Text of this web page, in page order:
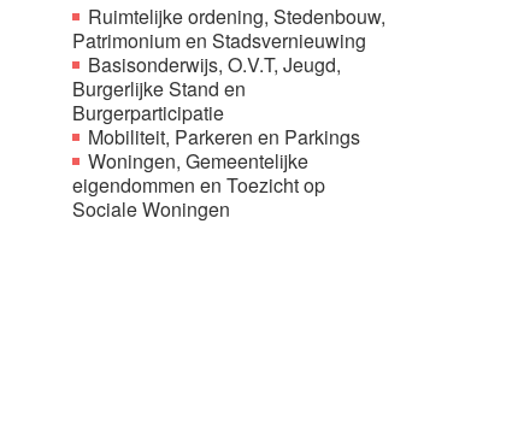
Ruimtelijke ordening, Stedenbouw,
Patrimonium en Stadsvernieuwing
Basisonderwijs, O.V.T, Jeugd,
Burgerlijke Stand en
Burgerparticipatie
Mobiliteit, Parkeren en Parkings
Woningen, Gemeentelijke
eigendommen en Toezicht op
Sociale Woningen